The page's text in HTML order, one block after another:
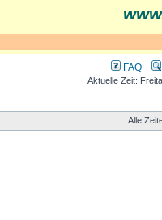
FAQ
Aktuelle Zeit:
Alle